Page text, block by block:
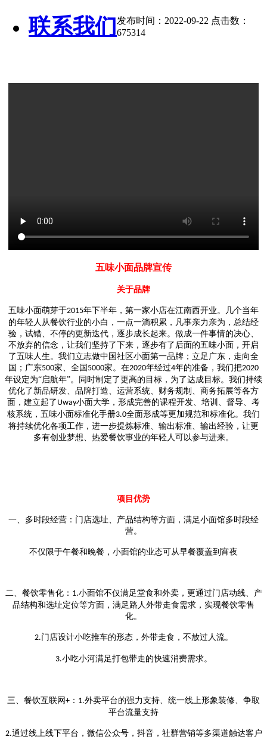
联系我们发布时间：2022-09-22 点击数：
675314
五味小面品牌宣传
关于品牌
五味小面萌芽于2015年下半年，第一家小店在江南西开业。几个当年
的年轻人从餐饮行业的小白，一点一滴积累，凡事亲力亲为，总结经
验，试错、不停的更新迭代，逐步成长起来。做成一件事情的决心、
不放弃的信念，让我们坚持了下来，逐步有了后面的五味小面，开启
了五味人生。我们立志做中国社区小面第一品牌；立足广东，走向全
国；广东500家、全国 5000家。在2020年经过4年的准备，我们把2020
年设定为“启航年”。同时制定了更高的目标，为了达成目标。我们持续
优化了新品研发、品牌打造、运营系统、财务规制、商务拓展等各方
面，建立起了 Uway小面大学，形成完善的课程开发、培训、督导、考
核系统，五味小面标准化手册3.0全面形成等更加规范和标准化。我们
将持续优化各项工作，进一步提炼标准、输出标准、输出经验，让更
多有创业梦想、热爱餐饮事业的年轻人可以参与进来。
项目优势
一、多时段经营：门店选址、产品结构等方面，满足小面馆多时段经
营。
不仅限于午餐和晚餐，小面馆的业态可从早餐覆盖到宵夜
二、餐饮零售化： 1.小面馆不仅满足堂食和外卖，更通过门店动线、产
品结构和选址定位等方面，满足路人外带走食需求，实现餐饮零售
化。
2.门店设计小吃推车的形态，外带走食，不放过人流。
3.小吃小河满足打包带走的快速消费需求。
三、餐饮互联网 + ： 1.外卖平台的强力支持、统一线上形象装修、争取
平台流量支持
2.通过线上线下平台，微信公众号，抖音，社群营销等多渠道触达客户